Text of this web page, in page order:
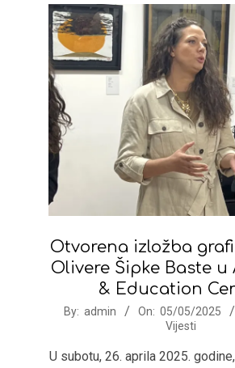
Otvorena izložba
Olivere Šipke Baste u
& Education
2025-
05
By: admin On: 05/05/2025
Vijesti
U subotu, 26. aprila 2025.